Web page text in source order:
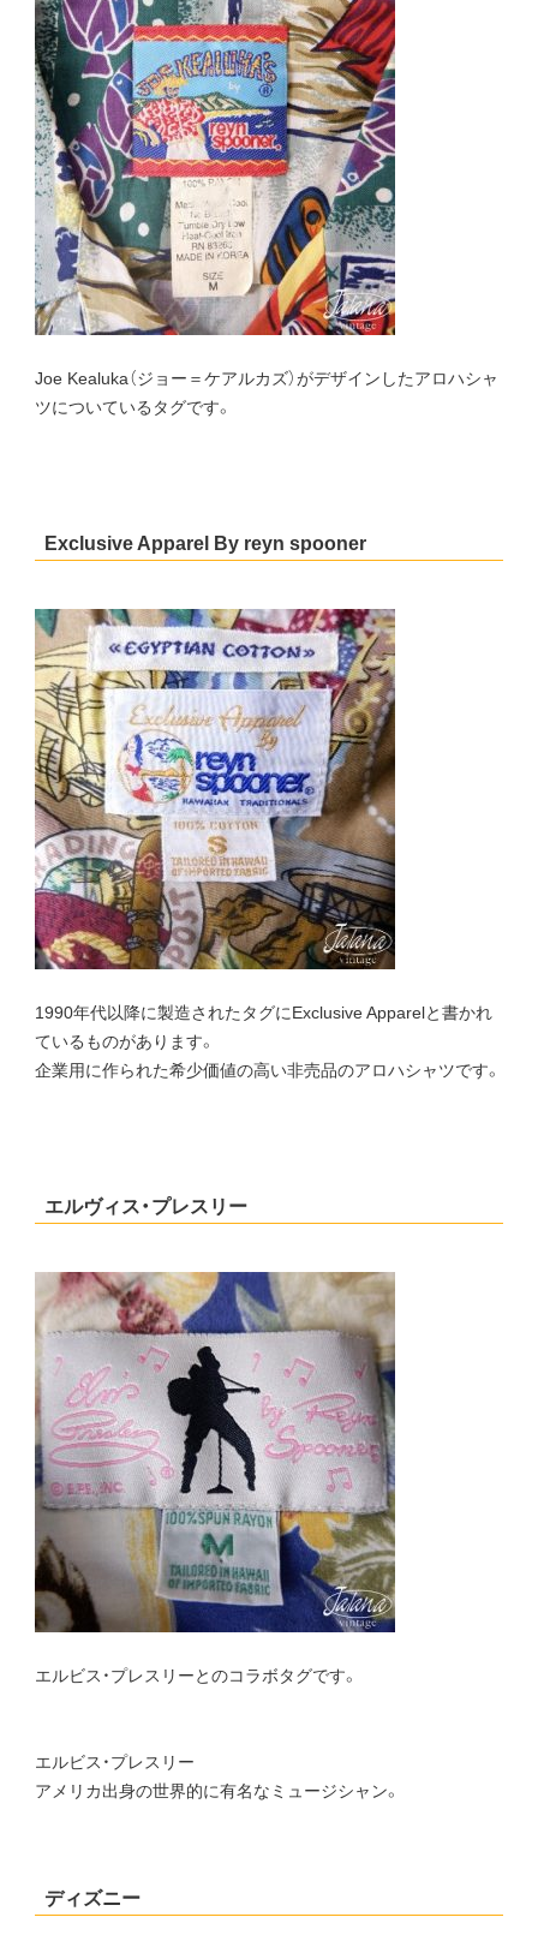
Joe Kealuka（ジョー＝ケアルカズ）がデザインしたアロハシャ
ツについているタグです。
Exclusive Apparel By reyn spooner
1990年代以降に製造されたタグにExclusive Apparelと書かれ
ているものがあります。
企業用に作られた希少価値の高い非売品のアロハシャツです。
エルヴィス・プレスリー
エルビス・プレスリーとのコラボタグです。
エルビス・プレスリー
アメリカ出身の世界的に有名なミュージシャン。
ディズニー